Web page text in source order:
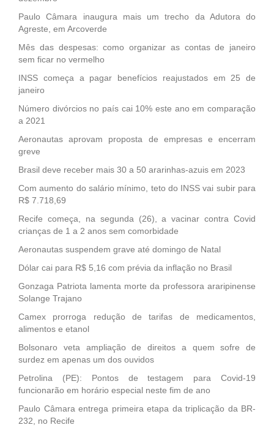
Paulo Câmara inaugura mais um trecho da Adutora do
Agreste, em Arcoverde
Mês das despesas: como organizar as contas de janeiro
sem ficar no vermelho
INSS começa a pagar benefícios reajustados em 25 de
janeiro
Número divórcios no país cai 10% este ano em comparação
a 2021
Aeronautas aprovam proposta de empresas e encerram
greve
Brasil deve receber mais 30 a 50 ararinhas-azuis em 2023
Com aumento do salário mínimo, teto do INSS vai subir para
R$ 7.718,69
Recife começa, na segunda (26), a vacinar contra Covid
crianças de 1 a 2 anos sem comorbidade
Aeronautas suspendem grave até domingo de Natal
Dólar cai para R$ 5,16 com prévia da inflação no Brasil
Gonzaga Patriota lamenta morte da professora araripinense
Solange Trajano
Camex prorroga redução de tarifas de medicamentos,
alimentos e etanol
Bolsonaro veta ampliação de direitos a quem sofre de
surdez em apenas um dos ouvidos
Petrolina (PE): Pontos de testagem para Covid-19
funcionarão em horário especial neste fim de ano
Paulo Câmara entrega primeira etapa da triplicação da BR-
232, no Recife